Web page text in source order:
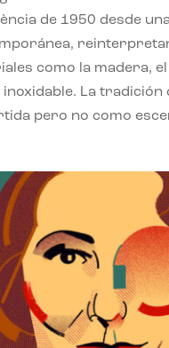
de 1950 desde
como la madera,
inoxidable. La tradición
pero no como